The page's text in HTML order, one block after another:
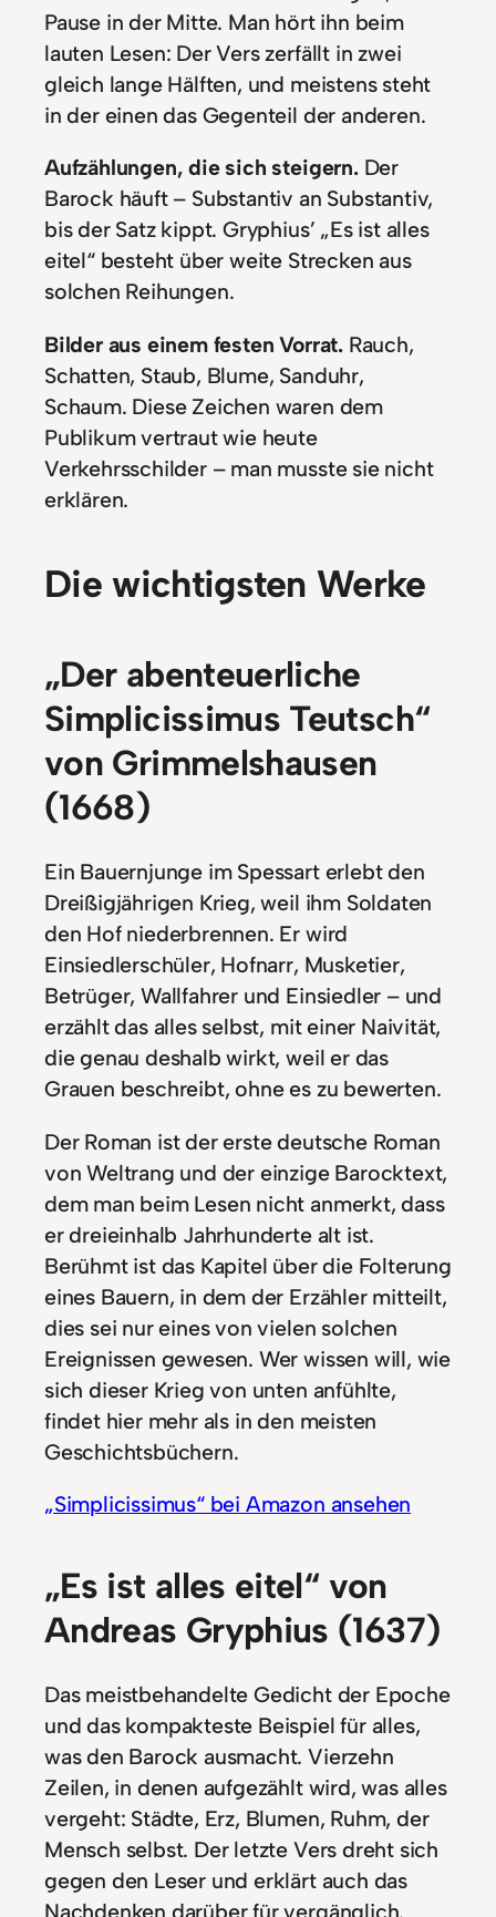
Pause in der Mitte. Man hört ihn beim
lauten Lesen: Der Vers zerfällt in zwei
gleich lange Hälften, und meistens steht
in der einen das Gegenteil der anderen.
Aufzählungen, die sich steigern.Der
Barock häuft – Substantiv an Substantiv,
bis der Satz kippt. Gryphius’ „Es ist alles
eitel“ besteht über weite Strecken aus
solchen Reihungen.
Bilder aus einem festen Vorrat.Rauch,
Schatten, Staub, Blume, Sanduhr,
Schaum. Diese Zeichen waren dem
Publikum vertraut wie heute
Verkehrsschilder – man musste sie nicht
erklären.
Die wichtigsten Werke
„Der abenteuerliche
Simplicissimus Teutsch“
von Grimmelshausen
(1668)
Ein Bauernjunge im Spessart erlebt den
Dreißigjährigen Krieg, weil ihm Soldaten
den Hof niederbrennen. Er wird
Einsiedlerschüler, Hofnarr, Musketier,
Betrüger, Wallfahrer und Einsiedler – und
erzählt das alles selbst, mit einer Naivität,
die genau deshalb wirkt, weil er das
Grauen beschreibt, ohne es zu bewerten.
Der Roman ist der erste deutsche Roman
von Weltrang und der einzige Barocktext,
dem man beim Lesen nicht anmerkt, dass
er dreieinhalb Jahrhunderte alt ist.
Berühmt ist das Kapitel über die Folterung
eines Bauern, in dem der Erzähler mitteilt,
dies sei nur eines von vielen solchen
Ereignissen gewesen. Wer wissen will, wie
sich dieser Krieg von unten anfühlte,
findet hier mehr als in den meisten
Geschichtsbüchern.
„Simplicissimus“ bei Amazon ansehen
„Es ist alles eitel“ von
Andreas Gryphius (1637)
Das meistbehandelte Gedicht der Epoche
und das kompakteste Beispiel für alles,
was den Barock ausmacht. Vierzehn
Zeilen, in denen aufgezählt wird, was alles
vergeht: Städte, Erz, Blumen, Ruhm, der
Mensch selbst. Der letzte Vers dreht sich
gegen den Leser und erklärt auch das